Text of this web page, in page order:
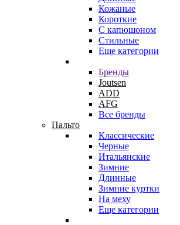
Кожаные
Короткие
С капюшоном
Стильные
Еще категории
Бренды
Joutsen
ADD
AFG
Все бренды
Пальто
Классические
Черные
Итальянские
Зимние
Длинные
Зимние куртки
На меху
Еще категории